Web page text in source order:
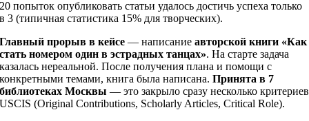
20 попыток опубликовать статьи удалось достичь успеха только
в 3 (типичная статистика 15% для творческих).
Главный прорыв в кейсе — написаниеавторской книги «Как
стать номером один в эстрадных танцах». На старте задача
казалась нереальной. После получения плана и помощи с
конкретными темами, книга была написана.Принята в 7
библиотеках Москвы — это закрыло сразу несколько критериев
USCIS (Original Contributions, Scholarly Articles, Critical Role).